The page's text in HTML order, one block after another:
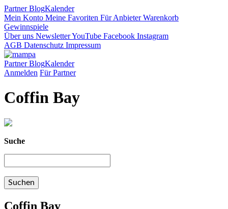
PartnerBlogKalender
Mein Konto Meine Favoriten Für AnbieterWarenkorb
Gewinnspiele
Über uns NewsletterYouTube Facebook Instagram
AGB Datenschutz Impressum
PartnerBlogKalender
Anmelden Für Partner
Coffin Bay
Suche
Coffin Bay